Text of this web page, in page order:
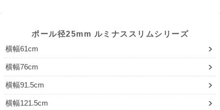
ポール径25mm ルミナススリムシリーズ
横幅61cm
横幅76cm
横幅91.5cm
横幅121.5cm